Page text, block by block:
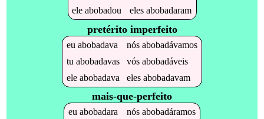
eleabobadou elesabobadaram
pretérito imperfeito
eu abobadava nós abobadávamos
tu abobadavas vós abobadáveis
ele abobadava eles abobadavam
mais-que-perfeito
eu abobadara nós abobadáramos